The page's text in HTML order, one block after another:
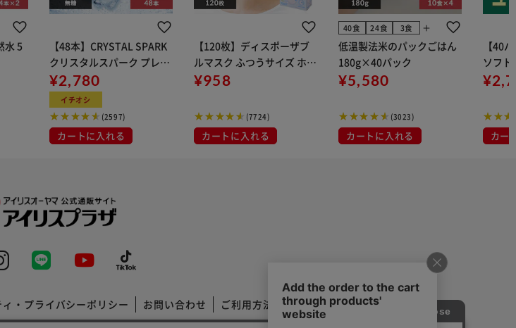
水 5
【48本】CRYSTAL SPARK
クリスタルスパーク プレー
ン 500ml
¥2,780
イチオシ
(2597)
カートに入れる
【120枚】ディスポーザブ
ルマスク ふつうサイズ ホワ
イト 大容量 DISPOSABLE
布
¥958
(7724)
カートに入れる
40食 24食 3食 add
低温製法米のパックごはん
180g×40パック
¥5,580
(3023)
カートに入れる
【40
ソフ
組) 5
カー
・プライバシーポリシー お問い合わせ ご利用方法 ご利用規約